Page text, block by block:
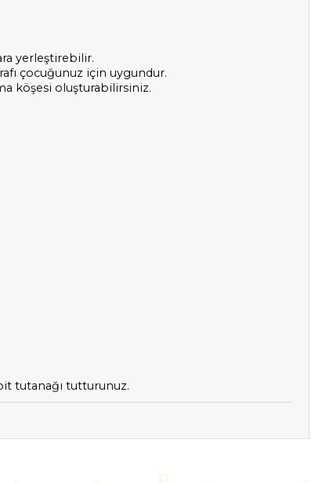
yerleştirebilir.
çocuğunuz için uygundur.
köşesi oluşturabilirsiniz.
tutanağı tutturunuz.